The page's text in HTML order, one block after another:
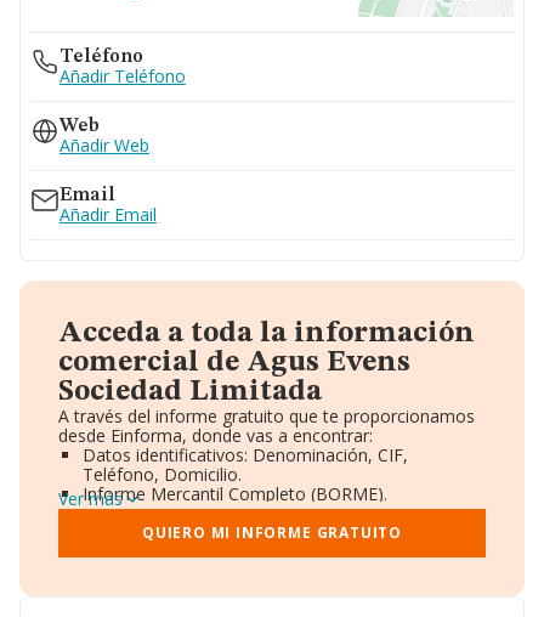
Teléfono
Añadir Teléfono
Web
Añadir Web
Email
Añadir Email
Acceda a toda la información
comercial de Agus Evens
Sociedad Limitada
A través del informe gratuito que te proporcionamos
desde Einforma, donde vas a encontrar:
Datos identificativos: Denominación, CIF,
Teléfono, Domicilio.
Informe Mercantil Completo (BORME).
Gráficos de Evolución Ventas y Empleados.
Consejo de Administración y Administradores.
Directivos y Ejecutivos.
Ver más
QUIERO MI INFORME GRATUITO